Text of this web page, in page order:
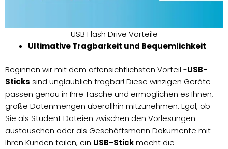
USB Flash Drive Vorteile
Ultimative Tragbarkeit und Bequemlichkeit
Beginnen wir mit dem offensichtlichsten Vorteil -USB-
Sticks sind unglaublich tragbar! Diese winzigen Geräte
passen genau in Ihre Tasche und ermöglichen es Ihnen,
große Datenmengen überallhin mitzunehmen. Egal, ob
Sie als Student Dateien zwischen den Vorlesungen
austauschen oder als Geschäftsmann Dokumente mit
Ihren Kunden teilen, ein USB-Stickmacht die